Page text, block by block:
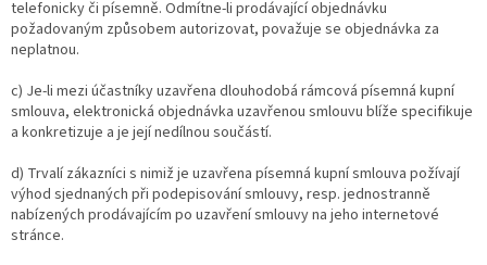
telefonicky či písemně. Odmítne-li prodávající objednávku
požadovaným způsobem autorizovat, považuje se objednávka za
neplatnou.
c) Je-li mezi účastníky uzavřena dlouhodobá rámcová písemná kupní
smlouva, elektronická objednávka uzavřenou smlouvu blíže specifikuje
a konkretizuje a je její nedílnou součástí.
d) Trvalí zákazníci s nimiž je uzavřena písemná kupní smlouva požívají
výhod sjednaných při podepisování smlouvy, resp. jednostranně
nabízených prodávajícím po uzavření smlouvy na jeho internetové
stránce.